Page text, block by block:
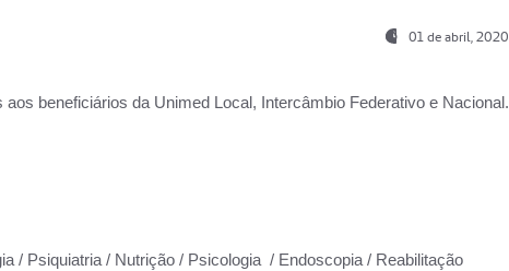
01 de abril, 2020
aos beneficiários da Unimed Local, Intercâmbio Federativo e Nacional.
/ Psiquiatria / Nutrição / Psicologia / Endoscopia / Reabilitação